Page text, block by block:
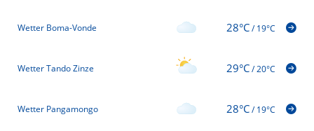
Wetter Boma-Vonde 28°C/19°C
Wetter Tando Zinze 29°C/20°C
Wetter Pangamongo 28°C/19°C